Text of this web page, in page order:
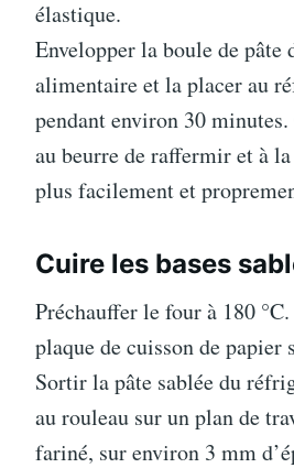
élastique.
Envelopper la boule de pâte
alimentaire et la placer au
pendant environ 30
au beurre de raffermir et à la
plus facilement et
Cuire les bases
Préchauffer le four à 180
plaque de cuisson de papier
Sortir la pâte sablée du
au rouleau sur un plan de
fariné, sur environ 3 mm